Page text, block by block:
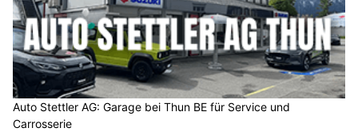
Auto Stettler AG: Garage bei Thun BE für Service und
Carrosserie